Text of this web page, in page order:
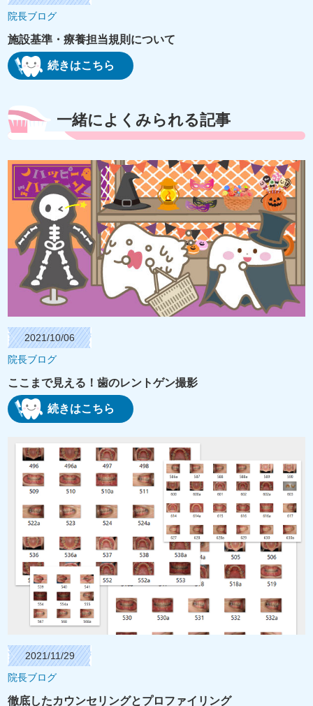
院長ブログ
施設基準・療養担当規則について
続きはこちら
一緒によくみられる記事
2021/10/06
院長ブログ
ここまで見える！歯のレントゲン撮影
続きはこちら
2021/11/29
院長ブログ
徹底したカウンセリングとプロファイリング